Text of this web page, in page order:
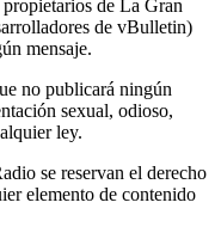
de La Gran
de vBulletin)
mensaje.
no publicará ningún
sexual, odioso,
ley.
se reservan el derecho
elemento de contenido